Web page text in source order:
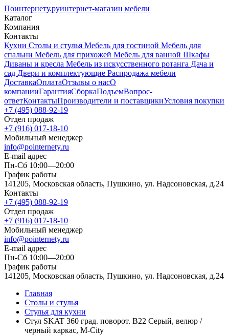
Поинтернету.руинтернет-магазин мебели
Каталог
Компания
Контакты
Кухни Столы и стулья Мебель для гостиной Мебель для
спальни Мебель для прихожей Мебель для ванной Шкафы
Диваны и кресла Мебель из искусственного ротанга Дача и
сад Двери и комплектующие Распродажа мебели
ДоставкаОплатаОтзывы о насО
компанииГарантияСборкаПодъемВопрос-
ответКонтактыПроизводители и поставщикиУсловия покупки
+7 (495) 088-92-19
Отдел продаж
+7 (916) 017-18-10
Мобильный менеджер
info@pointernety.ru
E-mail адрес
Пн-Сб 10:00—20:00
График работы
141205, Московская область, Пушкино, ул. Надсоновская, д.24
Контакты
+7 (495) 088-92-19
Отдел продаж
+7 (916) 017-18-10
Мобильный менеджер
info@pointernety.ru
E-mail адрес
Пн-Сб 10:00—20:00
График работы
141205, Московская область, Пушкино, ул. Надсоновская, д.24
Главная
Столы и стулья
Стулья для кухни
Стул SKAT 360 град. поворот. B22 Серый, велюр /
черный каркас, М-City